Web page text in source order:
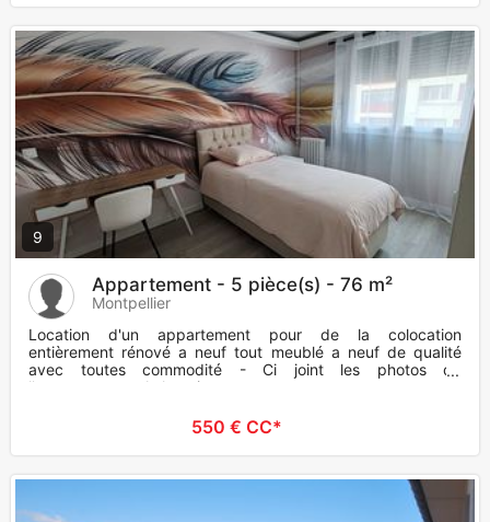
9
Appartement - 5 pièce(s) - 76 m²
Montpellier
Location d'un appartement pour de la colocation
entièrement rénové a neuf tout meublé a neuf de qualité
avec toutes commodité - Ci joint les photos de
l'appartement a la locatio
550 € CC*